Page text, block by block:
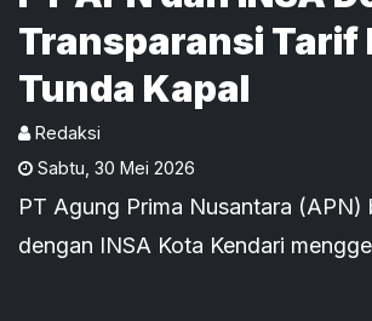
Transparansi Tarif
Tunda Kapal
Redaksi
Sabtu 30 Mei 2026
PT Agung Prima Nusantara (APN)
dengan INSA Kota Kendari